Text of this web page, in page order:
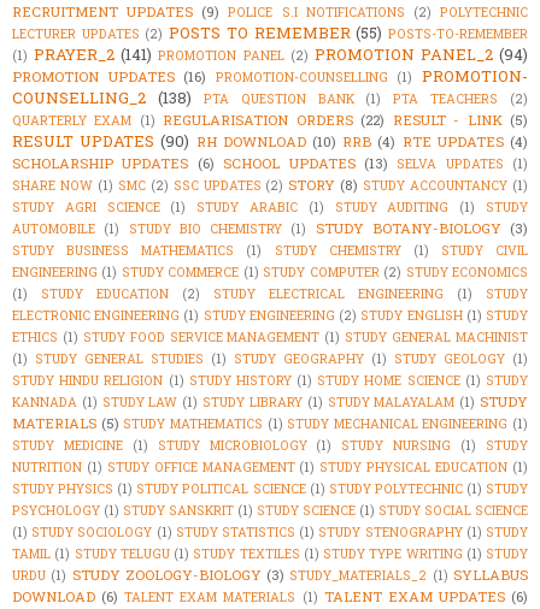
RECRUITMENT UPDATES (9) POLICE S.I NOTIFICATIONS (2) POLYTECHNIC
LECTURER UPDATES (2) POSTS TO REMEMBER (55) POSTS-TO-REMEMBER
(1) PRAYER_2 (141) PROMOTION PANEL (2) PROMOTION PANEL_2 (94)
PROMOTION UPDATES (16) PROMOTION-COUNSELLING (1)
PROMOTION-
COUNSELLING_2 (138) PTA QUESTION BANK (1) PTA TEACHERS
(2)
QUARTERLY EXAM (1) REGULARISATION ORDERS (22) RESULT - LINK (5)
RESULT UPDATES (90) RH DOWNLOAD (10) RRB (4) RTE UPDATES (4)
SCHOLARSHIP UPDATES (6) SCHOOL UPDATES (13) SELVA UPDATES
(1)
SHARE NOW (1) SMC (2) SSC UPDATES (2) STORY (8) STUDY ACCOUNTANCY (1)
STUDY AGRI SCIENCE
(1) STUDY ARABIC (1) STUDY AUDITING (1)
STUDY
AUTOMOBILE (1) STUDY BIO CHEMISTRY (1) STUDY BOTANY-BIOLOGY (3)
STUDY BUSINESS MATHEMATICS (1) STUDY CHEMISTRY (1)
STUDY CIVIL
ENGINEERING (1) STUDY COMMERCE (1) STUDY COMPUTER (2) STUDY ECONOMICS
(1)
STUDY EDUCATION (2) STUDY ELECTRICAL ENGINEERING (1)
STUDY
ELECTRONIC ENGINEERING (1) STUDY ENGINEERING (2) STUDY ENGLISH (1) STUDY
ETHICS (1) STUDY FOOD SERVICE MANAGEMENT (1) STUDY GENERAL MACHINIST
(1) STUDY GENERAL STUDIES (1) STUDY GEOGRAPHY (1) STUDY GEOLOGY (1)
STUDY HINDU RELIGION (1) STUDY HISTORY (1) STUDY HOME SCIENCE (1) STUDY
KANNADA (1) STUDY LAW (1) STUDY LIBRARY (1) STUDY MALAYALAM (1) STUDY
MATERIALS (5) STUDY MATHEMATICS (1) STUDY MECHANICAL ENGINEERING (1)
STUDY MEDICINE
(1) STUDY MICROBIOLOGY (1) STUDY NURSING (1)
STUDY
NUTRITION (1) STUDY OFFICE MANAGEMENT (1) STUDY PHYSICAL EDUCATION (1)
STUDY PHYSICS (1) STUDY POLITICAL SCIENCE (1) STUDY POLYTECHNIC (1) STUDY
PSYCHOLOGY (1) STUDY SANSKRIT (1) STUDY SCIENCE (1) STUDY SOCIAL SCIENCE
(1) STUDY SOCIOLOGY (1) STUDY STATISTICS (1) STUDY STENOGRAPHY (1) STUDY
TAMIL (1) STUDY TELUGU (1) STUDY TEXTILES (1) STUDY TYPE WRITING (1) STUDY
URDU (1) STUDY ZOOLOGY-BIOLOGY (3) STUDY_MATERIALS_2 (1) SYLLABUS
DOWNLOAD (6) TALENT EXAM MATERIALS (1) TALENT EXAM UPDATES (6)